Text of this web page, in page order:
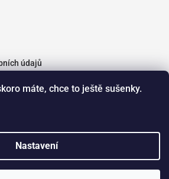
máte, chce to ještě sušenky.
Nastavení
údajů